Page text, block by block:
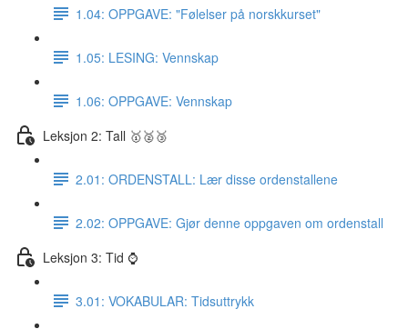
1.04: OPPGAVE: "Følelser på norskkurset"
1.05: LESING: Vennskap
1.06: OPPGAVE: Vennskap
Leksjon 2: Tall 🥇🥈🥉
2.01: ORDENSTALL: Lær disse ordenstallene
2.02: OPPGAVE: Gjør denne oppgaven om ordenstall
Leksjon 3: Tid ⌚️
3.01: VOKABULAR: Tidsuttrykk